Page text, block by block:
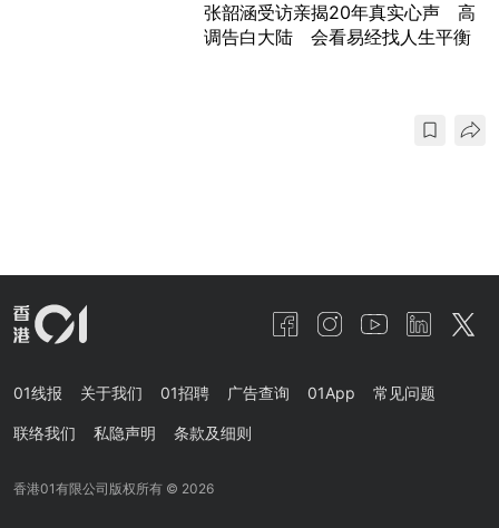
张韶涵受访亲揭20年真实心声 高
调告白大陆 会看易经找人生平衡
01线报 关于我们 01招聘 广告查询 01App 常见问题
联络我们 私隐声明 条款及细则
香港01有限公司版权所有 © 2026